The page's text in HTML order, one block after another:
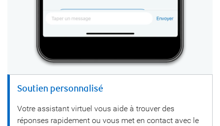
Soutien personnalisé
Votre assistant virtuel vous aide à trouver des
réponses rapidement ou vous met en contact avec le